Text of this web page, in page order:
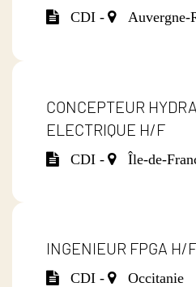
CDI - Auvergne-
CONCEPTEUR
ELECTRIQUE H/F
CDI - Île-de-
INGENIEUR FPGA H/F
CDI - Occitanie